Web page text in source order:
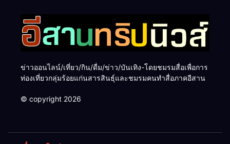
ข่าวออนไลน์/เที่ยว/กิน/ดื่ม/ข่าว/บันเทิง-โดยชมรมสื่อเพื่อการ
ท่องเที่ยวกลุ่มร้อยแก่นสารสินธุ์และชมรมคนทำสื่อภาคอีสาน
© copyright 2026